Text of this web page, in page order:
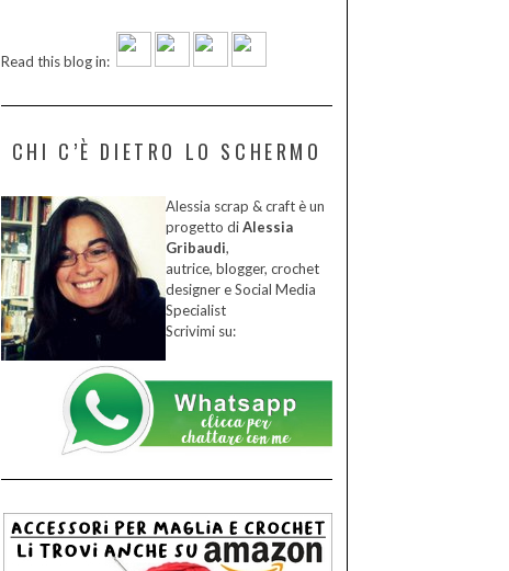
Read this blog in:
CHI C’È DIETRO LO SCHERMO
Alessia scrap & craft è un
progetto diAlessia
Gribaudi,
autrice, blogger, crochet
designer e Social Media
Specialist
Scrivimi su: